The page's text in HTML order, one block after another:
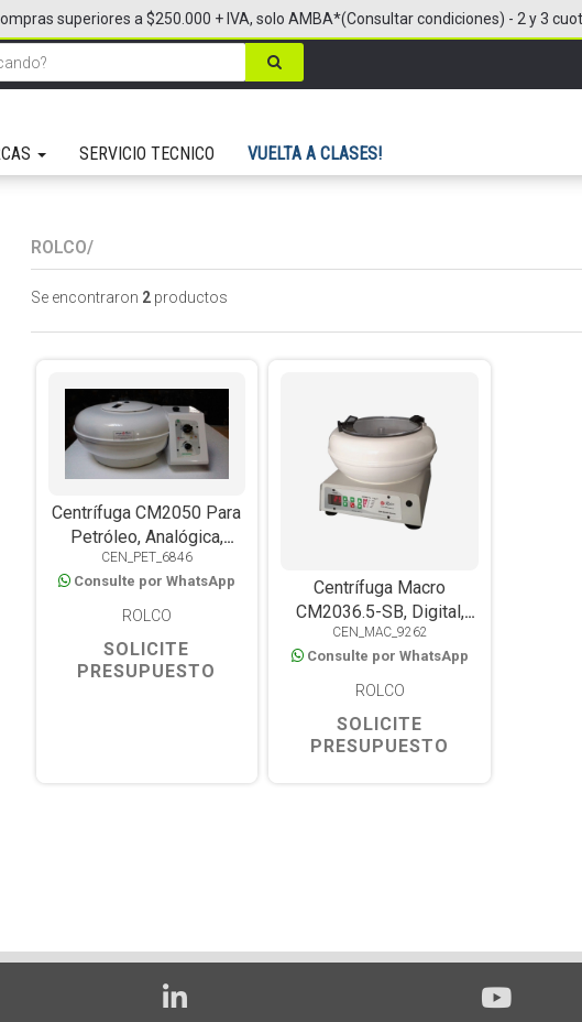
SERVICIO TECNICO VUELTA A CLASES!
superiores a $250.000 + IVA, solo AMBA*(Consultar condiciones) - 2 y 3
ROLCO/
Se encontraron 2 productos
Centrífuga CM2050 Para
Petróleo, Analógica,
Rotor Oscilante, 4 Tubos
Torpedo De 100ml
CEN_PET_6846
Consulte por WhatsApp
ROLCO
SOLICITE
PRESUPUESTO
Centrífuga Macro
CM2036.5-SB, Digital,
Seguridad Biológica,
Rotor Oscilante,
3000rpm, 16 Tubos De
CEN_MAC_9262
Consulte por WhatsApp
ROLCO
SOLICITE
PRESUPUESTO